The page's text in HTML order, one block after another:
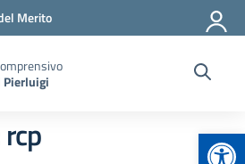
Merito
Pierluigi